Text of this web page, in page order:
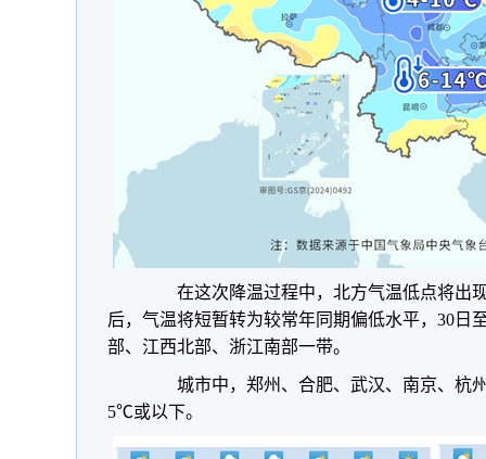
在这次降温过程中，北方气温低点将出现
后，气温将短暂转为较常年同期偏低水平，30日
部、江西北部、浙江南部一带。
城市中，郑州、合肥、武汉、南京、杭
5℃或以下。